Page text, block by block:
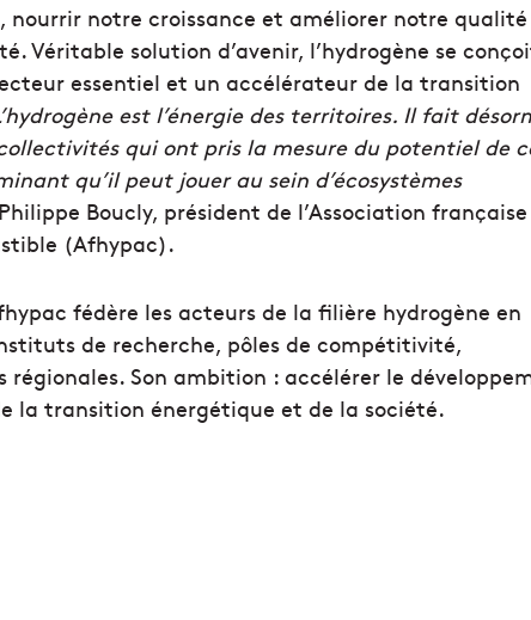
nourrir notre croissance et améliorer notre qualité
Véritable solution d’avenir, l’hydrogène se
essentiel et un accélérateur de la transition
est l’énergie des territoires. Il fait
qui ont pris la mesure du potentiel de
qu’il peut jouer au sein d’écosystèmes
Boucly, président de l’Association française
(Afhypac).
fédère les acteurs de la filière hydrogène en
de recherche, pôles de compétitivité,
Son ambition : accélérer le
la transition énergétique et de la société.